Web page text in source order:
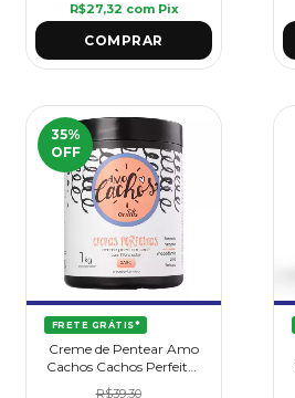
R$27,32 com Pix
35%
OFF
FRETE GRÁTIS*
Creme de Pentear Amo
Cachos Cachos Perfeitos
1 kg - Griffus
R$39,30